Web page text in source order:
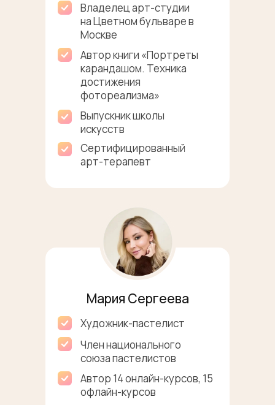
Владелец арт-студии
на Цветном бульваре в
Москве
Автор книги «Портреты
карандашом. Техника
достижения
фотореализма»
Выпускник школы
искусств
Сертифицированный
арт-терапевт
Мария Сергеева
Художник-пастелист
Член национального
союза пастелистов
Автор 14 онлайн-курсов, 15
офлайн-курсов